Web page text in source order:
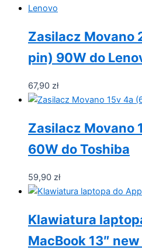
Zasilacz Movano
pin) 90W do
67,90 zł
Zasilacz Movano
60W do Toshiba
59,90 zł
Klawiatura
MacBook 13″